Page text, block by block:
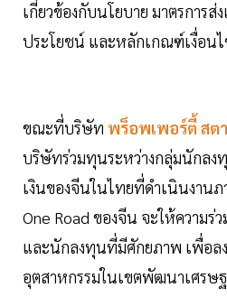
เกี่ยวข้องกับนโยบาย มาตรการ
ประโยชน์ และหลักเกณฑ์เงื่อน
ขณะที่บริษัท พร็อพเพอร์ตี้ สต
บริษัทร่วมทุนระหว่างกลุ่มนักลง
เงินของจีนในไทยที่ดำเนินงาน
One Road ของจีน จะให้ความร่
และนักลงทุนที่มีศักยภาพ เพื่อ
อุตสาหกรรมในเขตพัฒนาเศรษ